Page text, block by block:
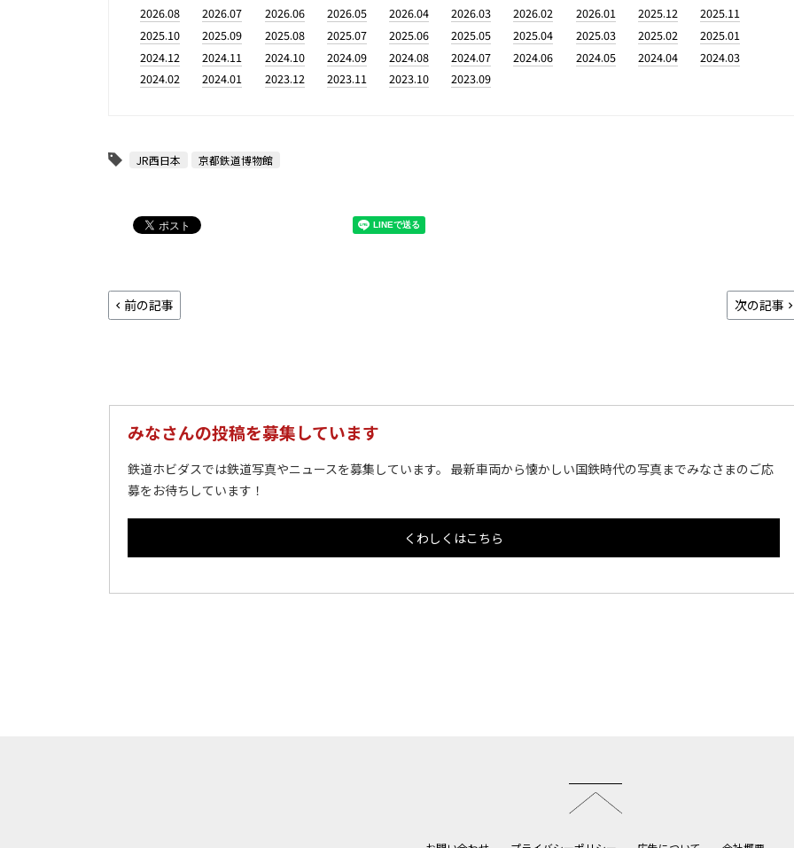
2026.08 2026.07 2026.06 2026.05 2026.04 2026.03 2026.02 2026.01 2025.12
2025.11
2025.10
2025.09 2025.08 2025.07 2025.06 2025.05 2025.04 2025.03 2025.02
2025.01
2024.12
2024.11 2024.10 2024.09 2024.08 2024.07 2024.06 2024.05 2024.04
2024.03
2024.02
2024.01 2023.12 2023.11 2023.10 2023.09
JR西日本 京都鉄道博物館
前の記事 次の記事
みなさんの投稿を募集しています
鉄道ホビダスでは鉄道写真やニュースを募集しています。 最新車両から懐かしい国鉄時代の写真までみなさまのご応
募をお待ちしています！
くわしくはこちら